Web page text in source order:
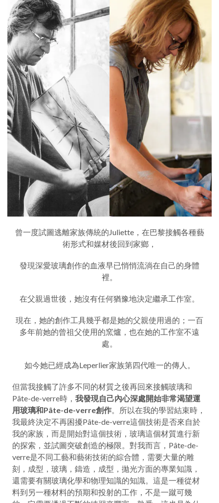
曾一度試圖逃離家族傳統的Juliette，在巴黎接觸各種藝
術形式和媒材後回到家鄉，
發現深愛玻璃創作的血液早已悄悄流淌在自己的身體
裡。
在父親過世後，她沒有任何猶豫地決定繼承工作室。
現在，她的創作工具幾乎都是她的父親使用過的；一百
多年前她的曾祖父使用的窯爐，也在她的工作室不遠
處。
如今她已經成為Leperlier家族第四代唯一的傳人。
但當我接觸了許多不同的材質之後再回來接觸玻璃和
Pâte-de-verre時， 我發現自己內心深處開始非常渴望運
用玻璃和Pâte-de-verre創作。所以在我的學習結束時，
我最終決定不再困擾Pâte-de-verre這個技術是否來自於
我的家族，而是開始對這個技術，玻璃這個材質進行新
的探索，並試圖突破創造的極限。對我而言，Pâte-de-
verre是不同工藝和藝術技術的綜合體，需要大量的雕
刻，成型，玻璃，鑄造，成型，拋光方面的專業知識，
還需要有關玻璃化學和物理知識的知識。這是一種從材
料到另一種材料的預期和投射的工作，不是一蹴可幾